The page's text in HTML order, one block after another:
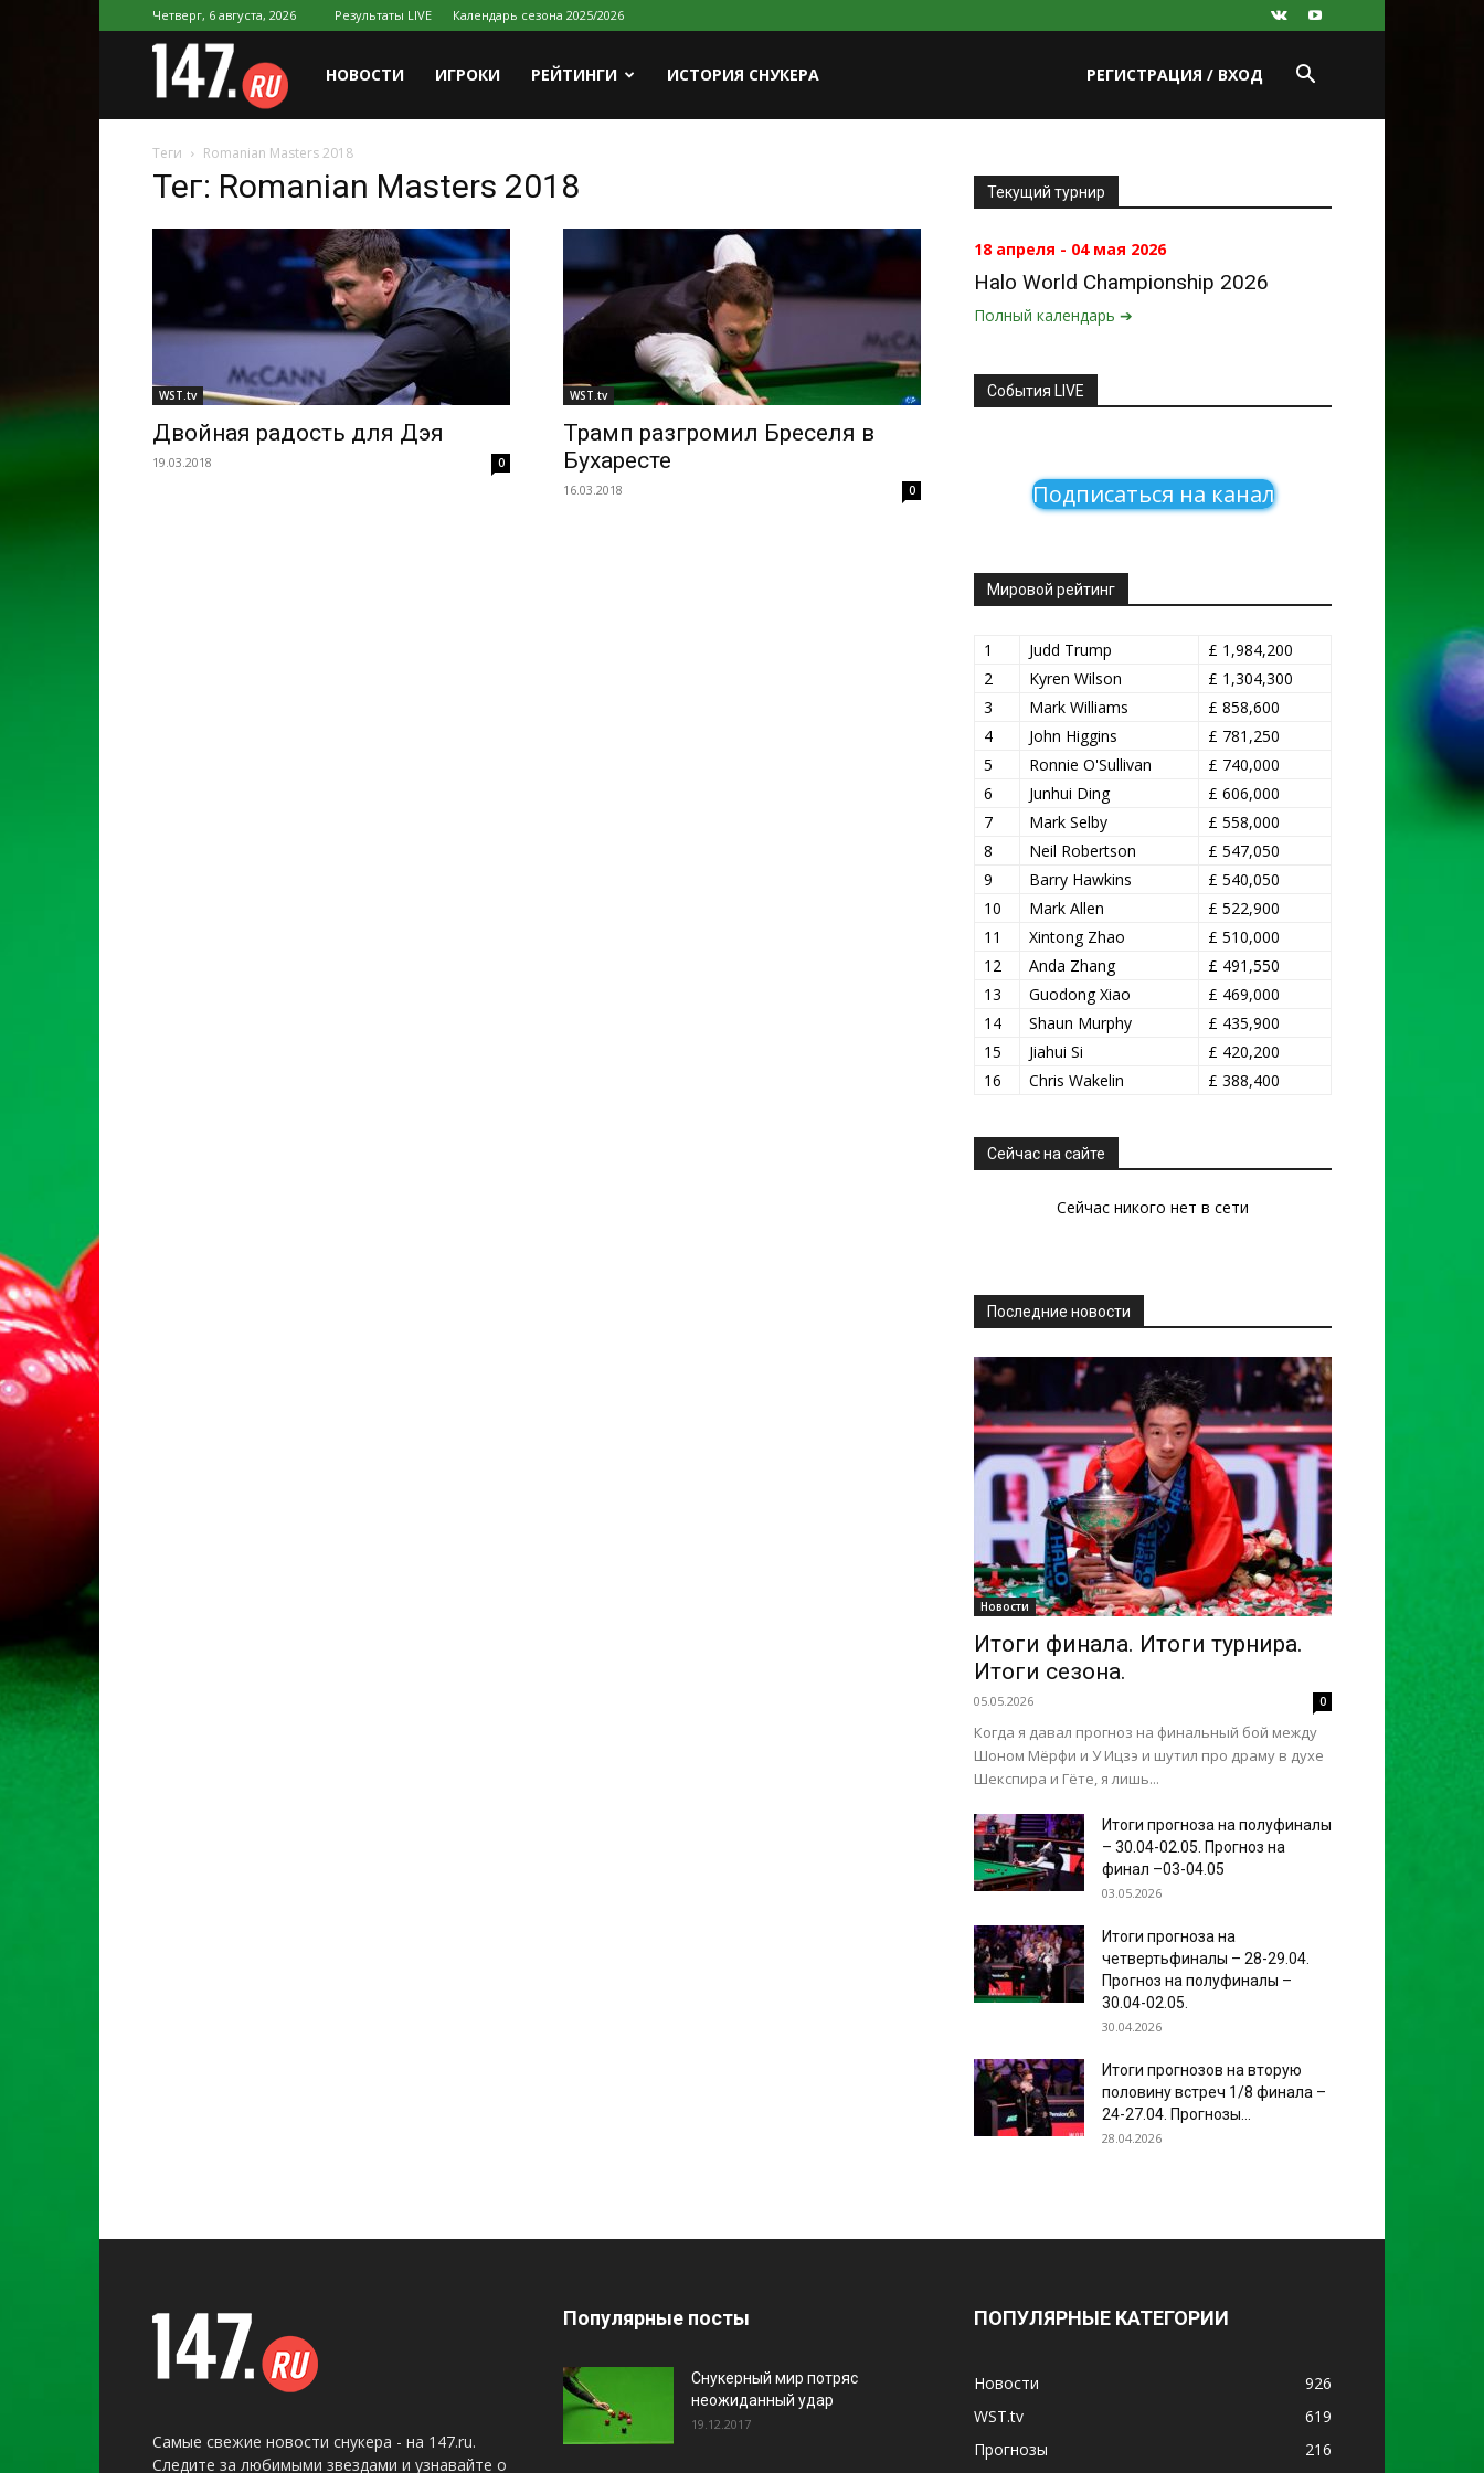
Четверг, 6 августа, 2026 Результаты LIVE Календарь сезона 2025/2026
147.ru
НОВОСТИ ИГРОКИ РЕЙТИНГИ ИСТОРИЯ СНУКЕРА РЕГИСТРАЦИЯ / ВХОД
Теги Romanian Masters 2018
Тег: Romanian Masters 2018
WST.tv
Двойная радость для Дэя
19.03.2018 0
WST.tv
Трамп разгромил Бреселя в
Бухаресте
16.03.2018 0
Текущий турнир
18 апреля - 04 мая 2026
Halo World Championship 2026
Полный календарь ➔
События LIVE
Подписаться на канал
Мировой рейтинг
1 Judd Trump
£ 1,984,200
2
Kyren Wilson
£ 1,304,300
3
Mark Williams
£ 858,600
4
John Higgins
£ 781,250
5
Ronnie O'Sullivan
£ 740,000
6
Junhui Ding
£ 606,000
7
Mark Selby
£ 558,000
8
Neil Robertson
£ 547,050
9
Barry Hawkins
£ 540,050
10
Mark Allen
£ 522,900
11
Xintong Zhao
£ 510,000
12
Anda Zhang
£ 491,550
13
Guodong Xiao
£ 469,000
14
Shaun Murphy
£ 435,900
15
Jiahui Si
£ 420,200
16
Chris Wakelin £ 388,400
Сейчас на сайте
Сейчас никого нет в сети
Последние новости
Новости
Итоги финала. Итоги турнира.
Итоги сезона.
05.05.2026 0
Когда я давал прогноз на финальный бой между
Шоном Мёрфи и У Ицзэ и шутил про драму в духе
Шекспира и Гёте, я лишь...
Итоги прогноза на полуфиналы
– 30.04-02.05. Прогноз на
финал –03-04.05
03.05.2026
Итоги прогноза на
четвертьфиналы – 28-29.04.
Прогноз на полуфиналы –
30.04-02.05.
30.04.2026
Итоги прогнозов на вторую
половину встреч 1/8 финала –
24-27.04. Прогнозы...
28.04.2026
Самые свежие новости снукера - на 147.ru.
Следите за любимыми звездами и узнавайте о
Популярные посты
Снукерный мир потряс
неожиданный удар
19.12.2017
ПОПУЛЯРНЫЕ КАТЕГОРИИ
Новости
926
WST.tv
619
Прогнозы
216